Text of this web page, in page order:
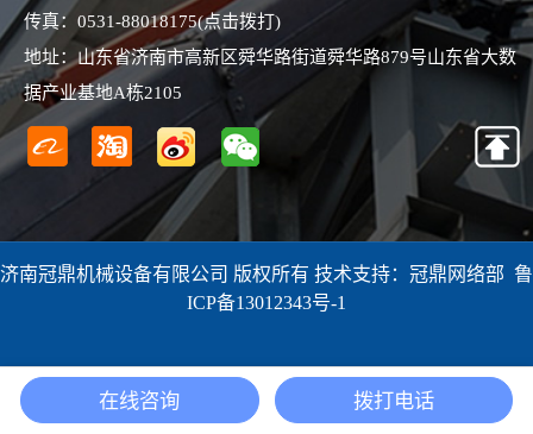
传真： 0531-88018175(点击拨打)
地址：山东省济南市高新区舜华路街道舜华路879号山东省大数
据产业基地A栋2105
济南冠鼎机械设备有限公司 版权所有 技术支持：冠鼎网络部 鲁
ICP备13012343号-1
微信 电话
在线咨询 拨打电话